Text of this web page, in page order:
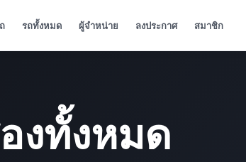
รถทั้งหมด ผู้จำหน่าย ลงประกาศ สมาชิก
งทั้งหมด